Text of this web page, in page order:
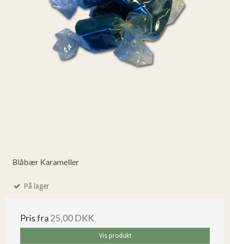
Blåbær Karameller
På lager
Pris fra25,00 DKK
Vis produkt